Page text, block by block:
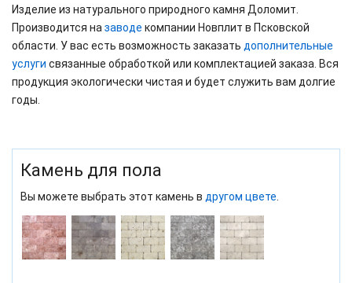
Изделие из натурального природного камня Доломит.
Производится на заводе компании Новплит в Псковской
области. У вас есть возможность заказать дополнительные
услуги связанные обработкой или комплектацией заказа. Вся
продукция экологически чистая и будет служить вам долгие
годы.
Камень для пола
Вы можете выбрать этот камень в другом цвете